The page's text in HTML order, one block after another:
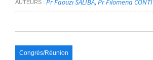
AUTEURS Pr Faouzi SALIBA Pr Filomena CONTI
Congrès/Réunion